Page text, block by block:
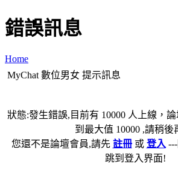
錯誤訊息
Home
MyChat 數位男女 提示訊息
狀態:發生錯誤,目前有 10000 人上線，
到最大值 10000 ,請稍後
您還不是論壇會員,請先 註冊或 登入
跳到登入界面!